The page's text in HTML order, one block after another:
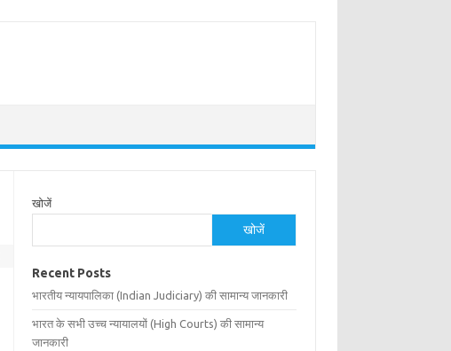
खोजें
खोजें
Recent Posts
भारतीय न्यायपालिका (Indian Judiciary) की सामान्य जानकारी
भारत के सभी उच्च न्यायालयों (High Courts) की सामान्य
जानकारी